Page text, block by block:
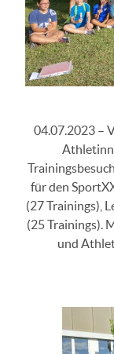
04.07.2023 –
für den
(27 Trainings),
(25 Trainings).
und